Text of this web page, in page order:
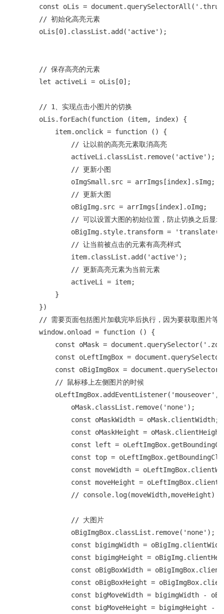
const oLis =
// 初始化高亮元素
oLis[0].classList.add('active');
// 保存高亮的元素
let activeLi = oLis[0];
// 1、实现点击小图片的切换
oLis.forEach(function (item, index) {
item.onclick = function () {
// 让以前的高亮元素取消高亮
activeLi.classList.remove('active');
// 更新小图
oImgSmall.src = arrImgs[index].sImg;
// 更新大图
oBigImg.src = arrImgs[index].oImg;
// 可以设置大图的初始位置，防止切换之后显示
oBigImg.style.transform = 'translate(-
// 让当前被点击的元素有高亮样式
item.classList.add('active');
// 更新高亮元素为当前元素
activeLi = item;
}
})
// 需要页面包括图片加载完毕后执行，因为要获取图片等
window.onload = function () {
const oMask =
const oLeftImgBox =
const oBigImgBox =
// 鼠标移上左侧图片的时候
oLeftImgBox.addEventListener('mouseover',
oMask.classList.remove('none');
const oMaskWidth = oMask.clientWidth;
const oMaskHeight =
const left =
const top =
const moveWidth = oLeftImgBox.clientWidth
const moveHeight =
// console.log(moveWidth,moveHeight)
// 大图片
oBigImgBox.classList.remove('none');
const bigimgWidth =
const bigimgHeight =
const oBigBoxWidth =
const oBigBoxHeight =
const bigMoveWidth = bigimgWidth -
const bigMoveHeight = bigimgHeight -